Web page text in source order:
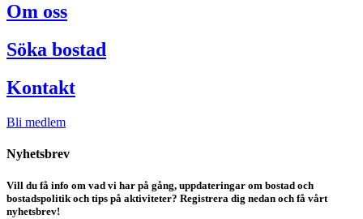
Om oss
Söka bostad
Kontakt
Bli medlem
Nyhetsbrev
Vill du få info om vad vi har på gång, uppdateringar om bostad och
bostadspolitik och tips på aktiviteter? Registrera dig nedan och få vårt
nyhetsbrev!